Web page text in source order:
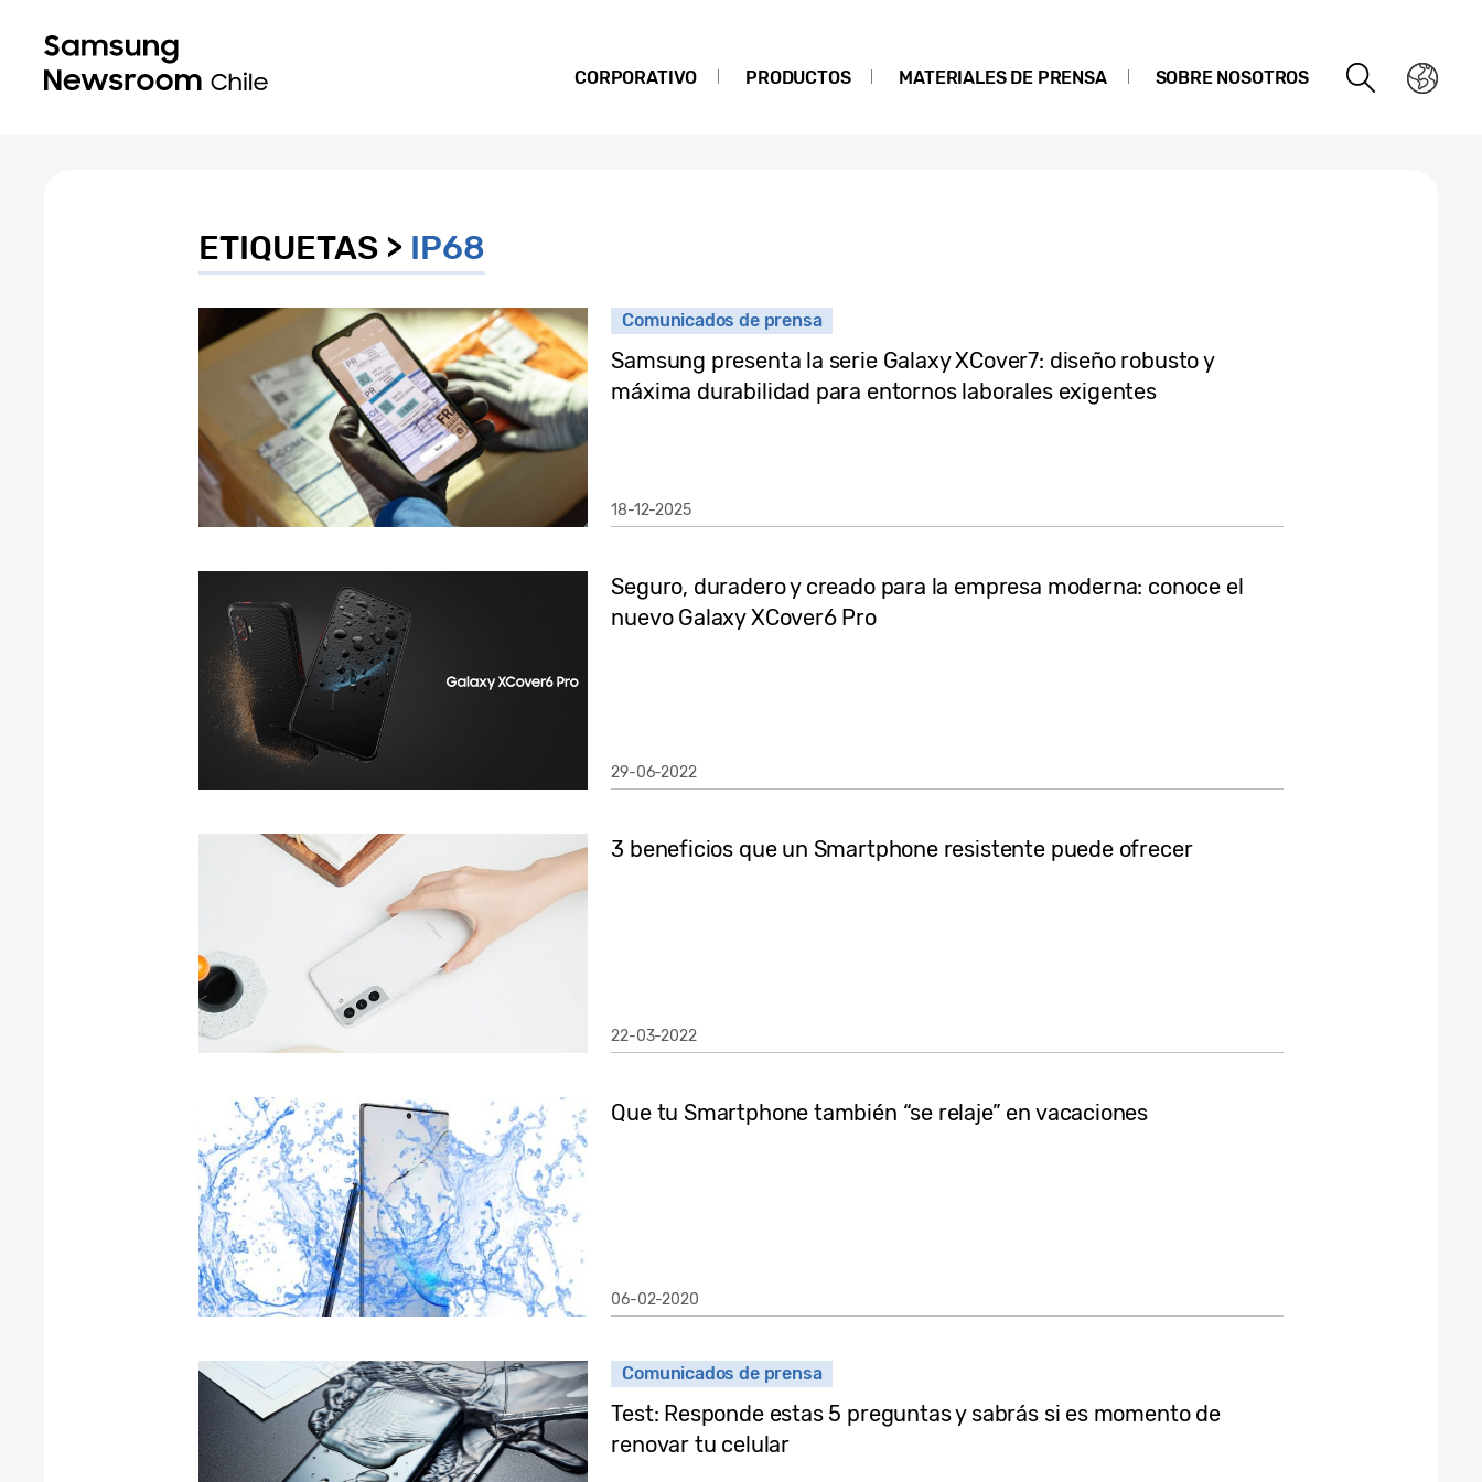
CORPORATIVO PRODUCTOS MATERIALES DE PRENSA SOBRE NOSOTROS
ETIQUETAS > IP68
Comunicados de prensa
Samsung presenta la serie Galaxy XCover7: diseño robusto y
máxima durabilidad para entornos laborales exigentes
18-12-2025
Seguro, duradero y creado para la empresa moderna: conoce el
nuevo Galaxy XCover6 Pro
29-06-2022
3 beneficios que un Smartphone resistente puede ofrecer
22-03-2022
Que tu Smartphone también “se relaje” en vacaciones
06-02-2020
Comunicados de prensa
Test: Responde estas 5 preguntas y sabrás si es momento de
renovar tu celular